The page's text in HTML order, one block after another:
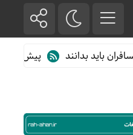
باید بدانند پیش فروش